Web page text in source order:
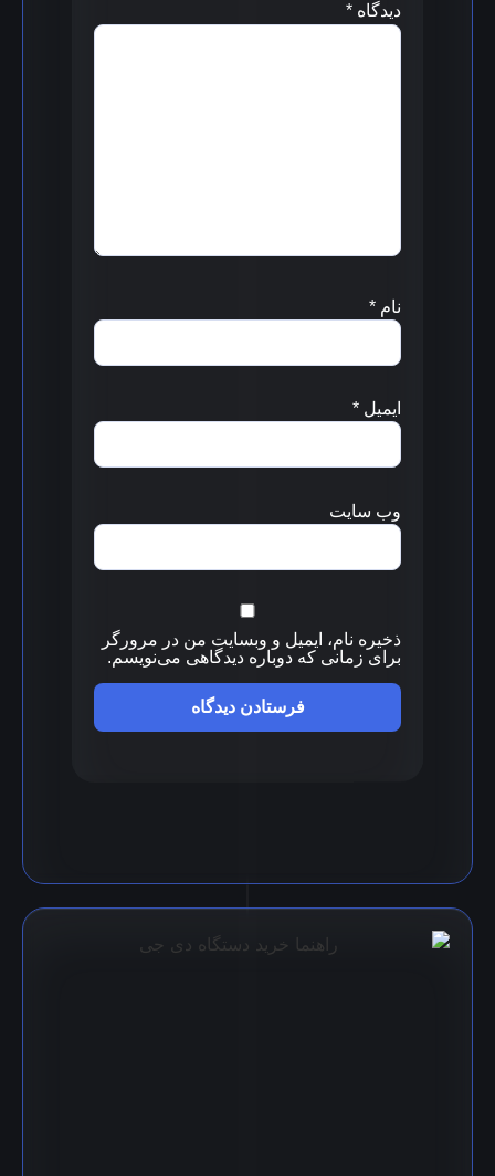
دیدگاه *
نام *
ایمیل *
وب‌ سایت
ذخیره نام، ایمیل و وبسایت من در مرورگر
برای زمانی که دوباره دیدگاهی می‌نویسم.